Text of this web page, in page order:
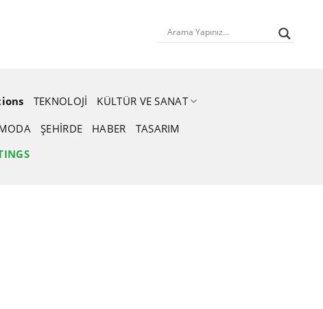
TEKNOLOJI
KÜLTÜR VE SANAT
ŞEHIRDE HABER
TASARIM